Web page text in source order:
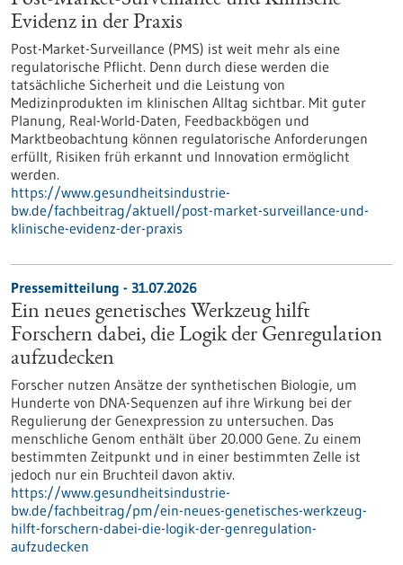
Evidenz in der Praxis
Post-Market-Surveillance (PMS) ist weit mehr als eine
regulatorische Pflicht. Denn durch diese werden die
tatsächliche Sicherheit und die Leistung von
Medizinprodukten im klinischen Alltag sichtbar. Mit guter
Planung, Real-World-Daten, Feedbackbögen und
Marktbeobachtung können regulatorische Anforderungen
erfüllt, Risiken früh erkannt und Innovation ermöglicht
werden.
https://www.gesundheitsindustrie-
bw.de/fachbeitrag/aktuell/post-market-surveillance-und-
klinische-evidenz-der-praxis
Pressemitteilung - 31.07.2026
Ein neues genetisches Werkzeug hilft
Forschern dabei, die Logik der Genregulation
aufzudecken
Forscher nutzen Ansätze der synthetischen Biologie, um
Hunderte von DNA-Sequenzen auf ihre Wirkung bei der
Regulierung der Genexpression zu untersuchen. Das
menschliche Genom enthält über 20.000 Gene. Zu einem
bestimmten Zeitpunkt und in einer bestimmten Zelle ist
jedoch nur ein Bruchteil davon aktiv.
https://www.gesundheitsindustrie-
bw.de/fachbeitrag/pm/ein-neues-genetisches-werkzeug-
hilft-forschern-dabei-die-logik-der-genregulation-
aufzudecken